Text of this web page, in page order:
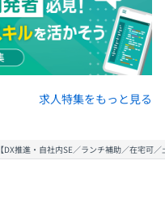
求人特集をもっと見る
【DX推進・自社内SE／ランチ補助／在宅可